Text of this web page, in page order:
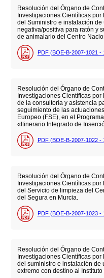
Resolución del Órgano de
Investigaciones Científicas
del Suministro e instalación
negativa/positiva para ratón y
de animalario del Centro
PDF (BOE-B-2007-1021 -
Resolución del Órgano de
Investigaciones Científicas
de la consultoría y asistencia
seguimiento de las
Europeo (FSE), en el
«Itinerario Integrado de
PDF (BOE-B-2007-1022 - 1
Resolución del Órgano de
Investigaciones Científicas
del Servicio de limpieza del
del Segura en Murcia.
PDF (BOE-B-2007-1023 -
Resolución del Órgano de
Investigaciones Científicas
del suministro e instalación de
extremo con destino al